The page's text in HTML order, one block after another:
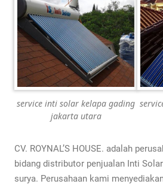
service inti solar kelapa gading
jakarta utara
CV. ROYNAL’S HOUSE. adalah
bidang distributor penjualan Inti
surya. Perusahaan kami